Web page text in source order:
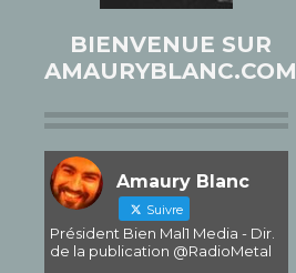
BIENVENUE SUR
AMAURYBLANC.COM
Amaury Blanc
Suivre
Président Bien Mal1 Media - Dir.
de la publication @RadioMetal